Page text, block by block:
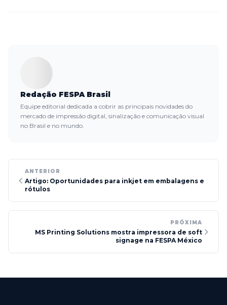
Redação FESPA Brasil
Equipe editorial dedicada a cobrir as principais novidades do
mercado de impressão digital, sinalização e comunicação visual
no Brasil e no mundo.
ANTERIOR
Artigo: Oportunidades para inkjet em embalagens e
rótulos
PRÓXIMA
MS Printing Solutions mostra impressora de soft
signage na FESPA México